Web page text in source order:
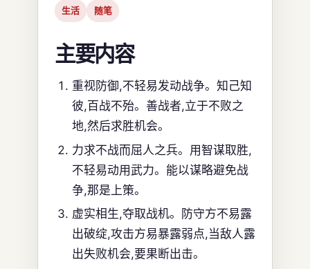
生活 随笔
主要内容
重视防御,不轻易发动战争。知己知
彼,百战不殆。善战者,立于不败之
地,然后求胜机会。
力求不战而屈人之兵。用智谋取胜,
不轻易动用武力。能以谋略避免战
争,那是上策。
虚实相生,夺取战机。防守方不易露
出破绽,攻击方易暴露弱点,当敌人露
出失败机会,要果断出击。